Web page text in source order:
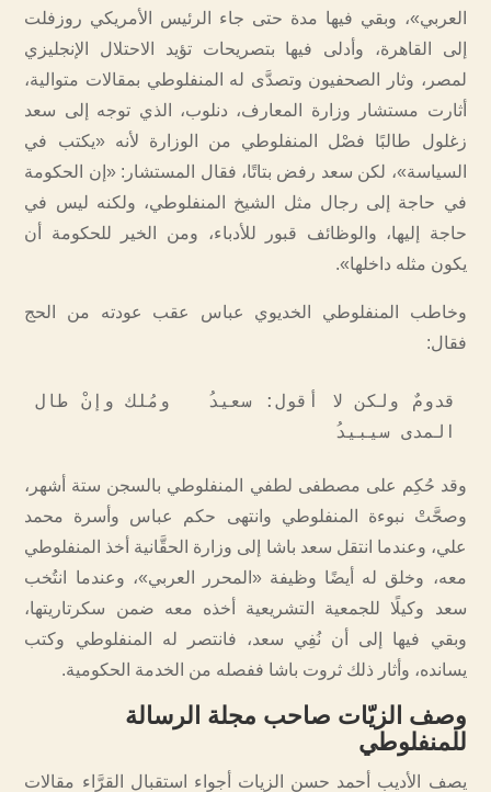
العربي»، وبقي فيها مدة حتى جاء الرئيس الأمريكي روزفلت
إلى القاهرة، وأدلى فيها بتصريحات تؤيد الاحتلال الإنجليزي
لمصر، وثار الصحفيون وتصدَّى له المنفلوطي بمقالات متوالية،
أثارت مستشار وزارة المعارف، دنلوب، ‏الذي توجه إلى سعد
زغلول طالبًا فصْل المنفلوطي من الوزارة لأنه «يكتب في
السياسة»، لكن سعد رفض بتاتًا، فقال المستشار: «إن الحكومة
في حاجة إلى رجال مثل الشيخ المنفلوطي، ولكنه ليس في
حاجة إليها، والوظائف قبور للأدباء، ومن الخير للحكومة أن
يكون مثله داخلها».
وخاطب المنفلوطي الخديوي عباس عقب عودته من الحج
فقال:
قدومٌ ولكن لا أقول: سعيدُ   ومُلك وإنْ طال
المدى سيبيدُ
وقد حُكِم على مصطفى لطفي المنفلوطي بالسجن ستة أشهر،
وصحَّتْ نبوءة المنفلوطي وانتهى حكم عباس وأسرة محمد
علي، ‏وعندما انتقل سعد باشا إلى وزارة الحقَّانية أخذ المنفلوطي
معه، وخلق له أيضًا وظيفة «المحرر العربي»، وعندما انتُخب
سعد وكيلًا للجمعية التشريعية أخذه معه ضمن سكرتاريتها،
وبقي فيها إلى أن نُفِي سعد، فانتصر له المنفلوطي وكتب
يسانده، وأثار ذلك ثروت باشا ففصله من الخدمة الحكومية.
وصف الزيّات صاحب مجلة الرسالة
للمنفلوطي
‏يصف الأديب أحمد حسن الزيات أجواء استقبال القرَّاء مقالات